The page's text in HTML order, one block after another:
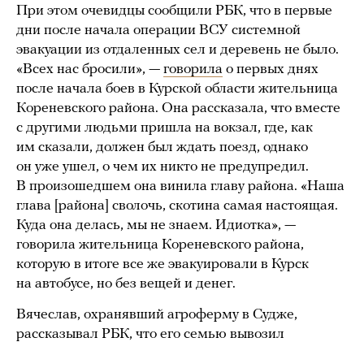
При этом очевидцы сообщили РБК, что в первые
дни после начала операции ВСУ системной
эвакуации из отдаленных сел и деревень не было.
«Всех нас бросили», — говорила о первых днях
после начала боев в Курской области жительница
Кореневского района. Она рассказала, что вместе
с другими людьми пришла на вокзал, где, как
им сказали, должен был ждать поезд, однако
он уже ушел, о чем их никто не предупредил.
В произошедшем она винила главу района. «Наша
глава [района] сволочь, скотина самая настоящая.
Куда она делась, мы не знаем. Идиотка», —
говорила жительница Кореневского района,
которую в итоге все же эвакуировали в Курск
на автобусе, но без вещей и денег.
Вячеслав, охранявший агроферму в Судже,
рассказывал РБК, что его семью вывозил